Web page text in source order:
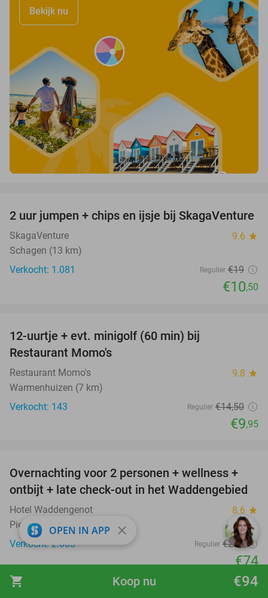
shopping_cart €94
Koop nu
Bekijk nu
45%
2 uur jumpen + chips en ijsje bij SkagaVenture
SkagaVenture 9.6 star
Schagen (13 km)
Verkocht: 1.081
Regulier €19
€10,50
12-uurtje + evt. minigolf (60 min) bij
Restaurant Momo's
Restaurant Momo's 9.8 star
Warmenhuizen (7 km)
Verkocht: 143
Regulier €14,50
€9,95
66%
Overnachting voor 2 personen + wellness +
ontbijt + late check-out in het Waddengebied
Hotel Waddengenot 8.6 star
Pieterburen
Verkocht: 2.083
Regulier €218
€74
Excl. ca. €2,50 p.p.p.n. toeristenbelasting
OPEN IN APP close